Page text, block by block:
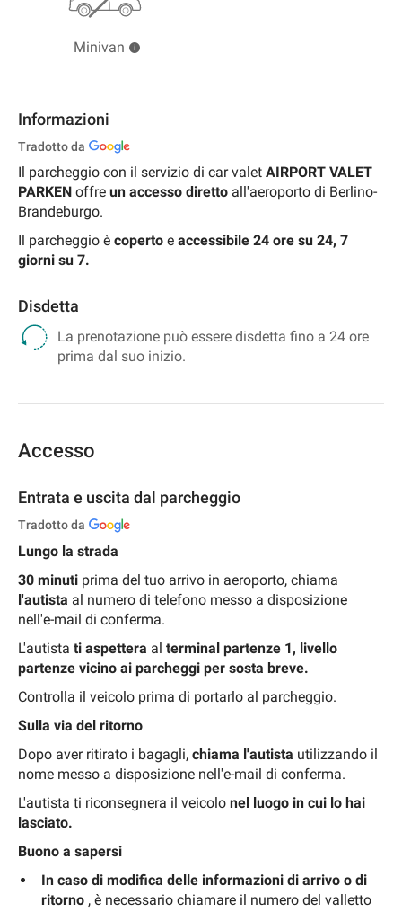
Minivan
Informazioni
Tradotto da
Il parcheggio con il servizio di car valet AIRPORT VALET
PARKEN offre un accesso diretto all'aeroporto di Berlino-
Brandeburgo.
Il parcheggio è coperto e accessibile 24 ore su 24, 7
giorni su 7.
Disdetta
La prenotazione può essere disdetta fino a 24 ore
prima dal suo inizio.
Accesso
Entrata e uscita dal parcheggio
Tradotto da
Lungo la strada
30 minuti prima del tuo arrivo in aeroporto, chiama
l'autista al numero di telefono messo a disposizione
nell'e-mail di conferma.
L'autista ti aspettera al terminal partenze 1, livello
partenze vicino ai parcheggi per sosta breve.
Controlla il veicolo prima di portarlo al parcheggio.
Sulla via del ritorno
Dopo aver ritirato i bagagli, chiama l'autista utilizzando il
nome messo a disposizione nell'e-mail di conferma.
L'autista ti riconsegnera il veicolo nel luogo in cui lo hai
lasciato.
Buono a sapersi
In caso di modifica delle informazioni di arrivo o di
ritorno , è necessario chiamare il numero del valletto